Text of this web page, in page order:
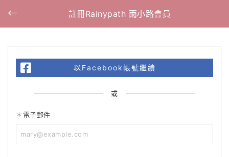
註冊Rainypath 雨小路會員
以Facebook帳號繼續
或
電子郵件